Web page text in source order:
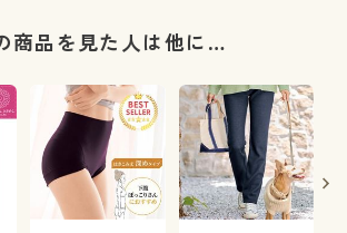
商品を見た人は他に…